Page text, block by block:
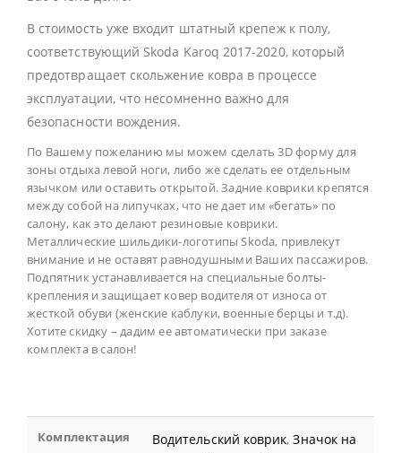
В стоимость уже входит штатный крепеж к полу,
соответствующий Skoda Karoq 2017-2020, который
предотвращает скольжение ковра в процессе
эксплуатации, что несомненно важно для
безопасности вождения.
По Вашему пожеланию мы можем сделать 3D форму для
зоны отдыха левой ноги, либо же сделать ее отдельным
язычком или оставить открытой. Задние коврики крепятся
между собой на липучках, что не дает им «бегать» по
салону, как это делают резиновые коврики.
Металлические шильдики-логотипы Skoda, привлекут
внимание и не оставят равнодушными Ваших пассажиров.
Подпятник устанавливается на специальные болты-
крепления и защищает ковер водителя от износа от
жесткой обуви (женские каблуки, военные берцы и т.д).
Хотите скидку – дадим ее автоматически при заказе
комплекта в салон!
Комплектация Водительский коврик,Значок на